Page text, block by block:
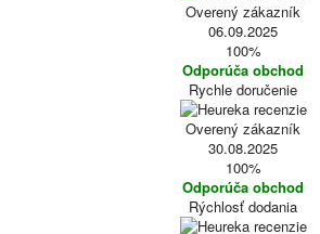
Overený zákazník
06.09.2025
100%
Odporúča obchod
Rychle doručenie
Overený zákazník
30.08.2025
100%
Odporúča obchod
Rýchlosť dodania